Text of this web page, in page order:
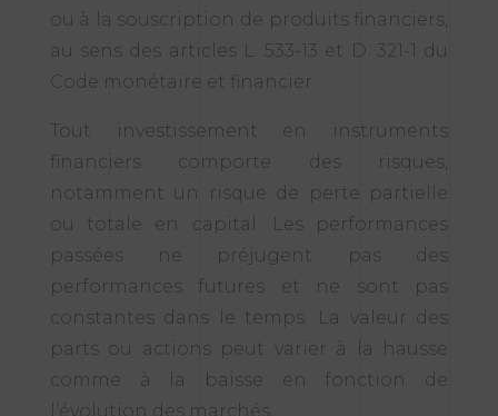
ou à la souscription de produits financiers,
au sens des articles L. 533-13 et D. 321-1 du
Code monétaire et financier.
Tout investissement en instruments
financiers comporte des risques,
notamment un risque de perte partielle
ou totale en capital. Les performances
passées ne préjugent pas des
performances futures et ne sont pas
constantes dans le temps. La valeur des
parts ou actions peut varier à la hausse
comme à la baisse en fonction de
l’évolution des marchés.